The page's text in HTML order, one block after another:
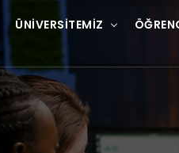
ÜNIVERSITEMIZ